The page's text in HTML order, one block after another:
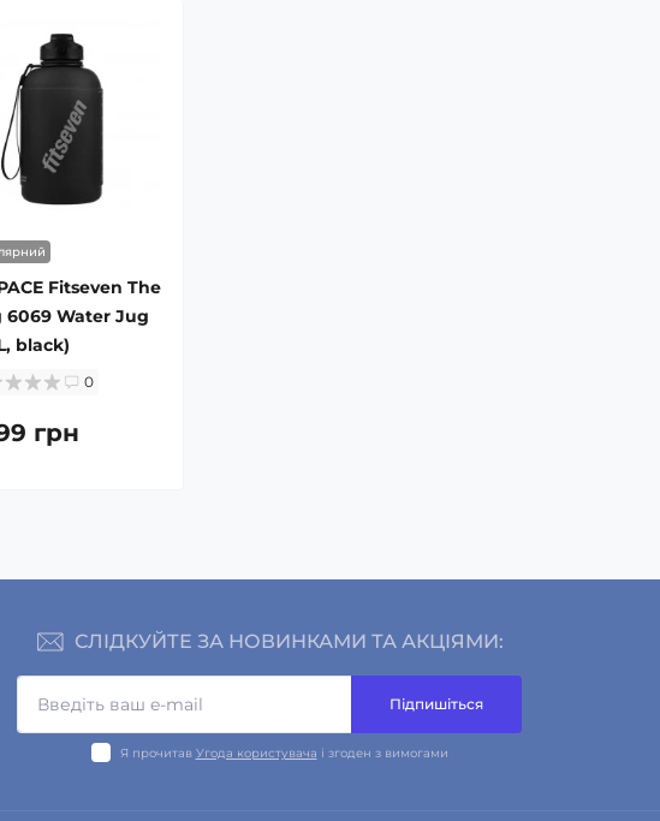
Fitseven The
6069 Water Jug
black)
0
грн
СЛІДКУЙТЕ ЗА НОВИНКАМИ ТА АКЦІЯМИ:
Підпишіться
Я прочитав Угода користувача і згоден з вимогами